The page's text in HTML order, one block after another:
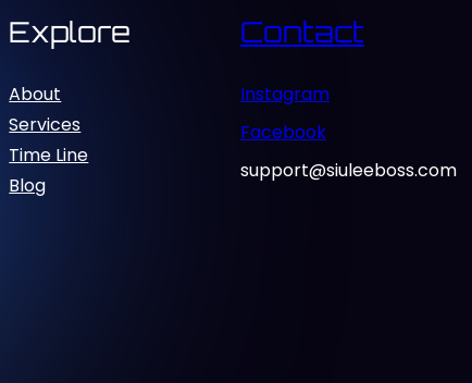
Explore
About
Services
Time Line
Blog
Contact
Instagram
Facebook
support@siuleeboss.com